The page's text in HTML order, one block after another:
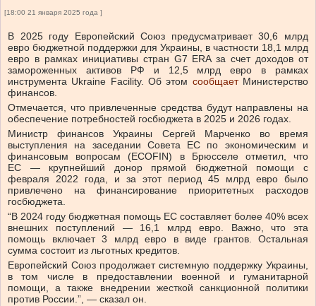
[18:00 21 января 2025 года ]
В 2025 году Европейский Союз предусматривает 30,6 млрд
евро бюджетной поддержки для Украины, в частности 18,1 млрд
евро в рамках инициативы стран G7 ERA за счет доходов от
замороженных активов РФ и 12,5 млрд евро в рамках
инструмента Ukraine Facility. Об этом сообщает Министерство
финансов.
Отмечается, что привлеченные средства будут направлены на
обеспечение потребностей госбюджета в 2025 и 2026 годах.
Министр финансов Украины Сергей Марченко во время
выступления на заседании Совета ЕС по экономическим и
финансовым вопросам (ECOFIN) в Брюсселе отметил, что
ЕС — крупнейший донор прямой бюджетной помощи с
февраля 2022 года, и за этот период 45 млрд евро было
привлечено на финансирование приоритетных расходов
госбюджета.
“В 2024 году бюджетная помощь ЕС составляет более 40% всех
внешних поступлений — 16,1 млрд евро. Важно, что эта
помощь включает 3 млрд евро в виде грантов. Остальная
сумма состоит из льготных кредитов.
Европейский Союз продолжает системную поддержку Украины,
в том числе в предоставлении военной и гуманитарной
помощи, а также внедрении жесткой санкционной политики
против России.”, — сказал он.